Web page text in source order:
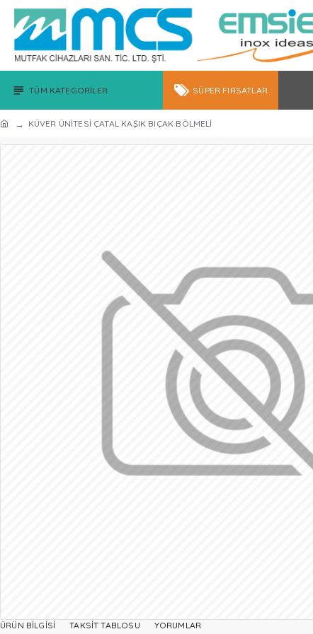
TÜM KATEGORILER SÜPER FIRSATLAR
KÜVER ÜNİTESİ ÇATAL KAŞIK BIÇAK BÖLMELİ
ÜRÜN BILGISI TAKSIT TABLOSU YORUMLAR